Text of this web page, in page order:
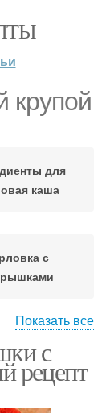
крупой
для
каша
с
Показать все
с
рецепт